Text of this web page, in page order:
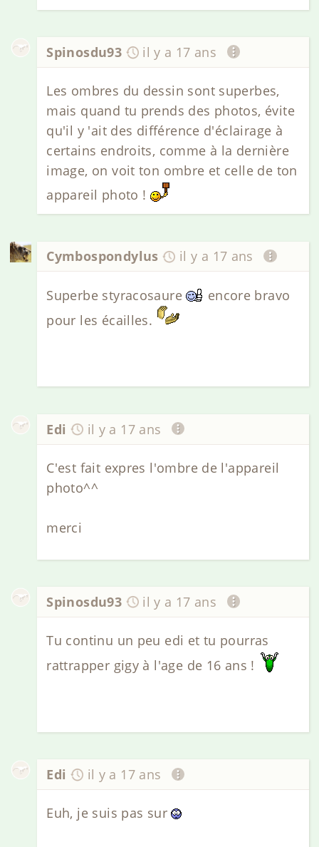
Spinosdu93 il y a 17 ans
Les ombres du dessin sont superbes,
mais quand tu prends des photos, évite
qu'il y 'ait des différence d'éclairage à
certains endroits, comme à la dernière
image, on voit ton ombre et celle de ton
appareil photo !
Cymbospondylus il y a 17 ans
Superbe styracosaure
encore bravo
pour les écailles.
Edi il y a 17 ans
C'est fait expres l'ombre de l'appareil
photo^^
merci
Spinosdu93 il y a 17 ans
Tu continu un peu edi et tu pourras
rattrapper gigy à l'age de 16 ans !
Edi il y a 17 ans
Euh, je suis pas sur